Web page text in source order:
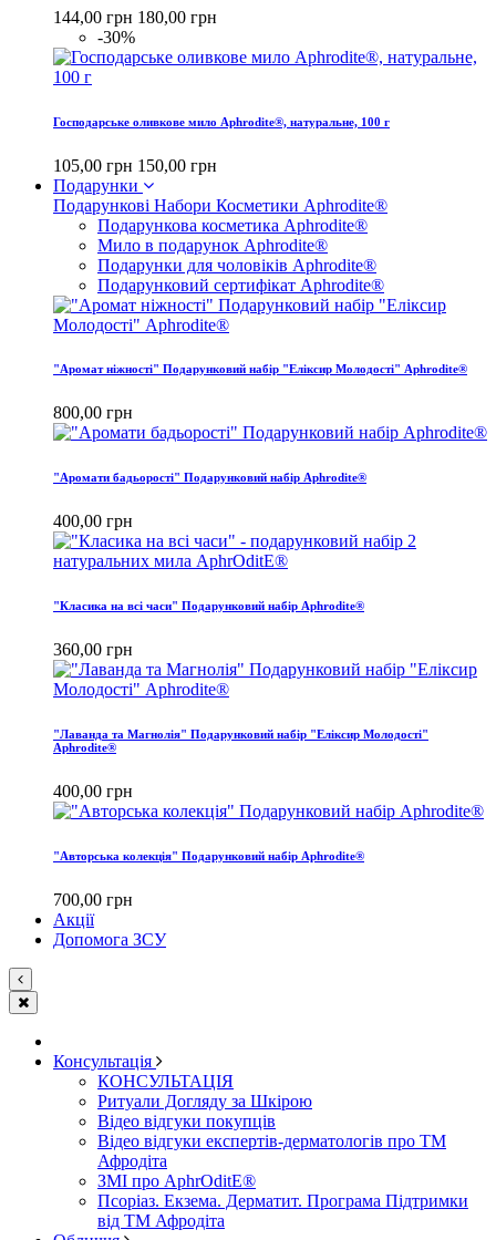
144,00 грн 180,00 грн
-30%
Господарське оливкове мило Aphrodite®, натуральне, 100 г
105,00 грн 150,00 грн
Подарунки
Подарункові Набори Косметики Aphrodite®
Подарункова косметика Aphrodite®
Мило в подарунок Aphrodite®
Подарунки для чоловіків Aphrodite®
Подарунковий сертифікат Aphrodite®
"Аромат ніжності" Подарунковий набір "Еліксир Молодості" Aphrodite®
800,00 грн
"Аромати бадьорості" Подарунковий набір Aphrodite®
400,00 грн
"Класика на всі часи" Подарунковий набір Aphrodite®
360,00 грн
"Лаванда та Магнолія" Подарунковий набір "Еліксир Молодості"
Aphrodite®
400,00 грн
"Авторська колекція" Подарунковий набір Aphrodite®
700,00 грн
Акції
Допомога ЗСУ
Консультація
КОНСУЛЬТАЦІЯ
Ритуали Догляду за Шкірою
Відео відгуки покупців
Відео відгуки експертів-дерматологів про ТМ
Афродіта
ЗМІ про AphrOditE®
Псоріаз. Екзема. Дерматит. Програма Підтримки
від ТМ Афродіта